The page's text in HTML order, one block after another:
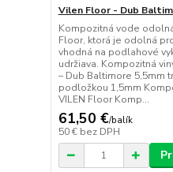
Vilen Floor - Dub
Kompozitná vode
Floor, ktorá je odolná
vhodná na podlahové
udržiava. Kompozitná
– Dub Baltimore 5,5mm
podložkou 1,5mm
VILEN Floor Komp...
61,50 €/balík
50 € bez DPH